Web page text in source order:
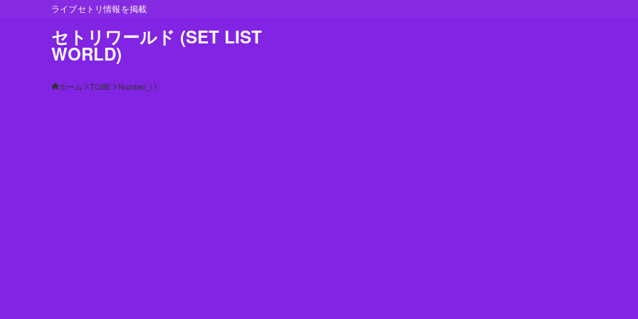
ライブセトリ情報を掲載
セトリワールド (SET LIST
WORLD)
ホーム TOBE Number_i